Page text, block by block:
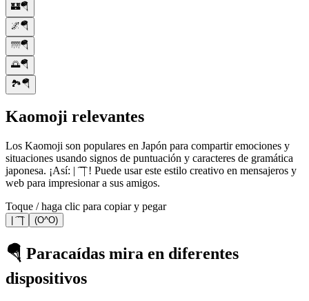
🏰🪂
🌌🪂
🌁🪂
🌅🪂
🏞️🪂
Kaomoji relevantes
Los Kaomoji son populares en Japón para compartir emociones y
situaciones usando signos de puntuación y caracteres de gramática
japonesa. ¡Así: | ͡ ͡ | ! Puede usar este estilo creativo en mensajeros y
web para impresionar a sus amigos.
Toque / haga clic para copiar y pegar
| ͡ ͡ | (О^О)
🪂 Paracaídas mira en diferentes
dispositivos